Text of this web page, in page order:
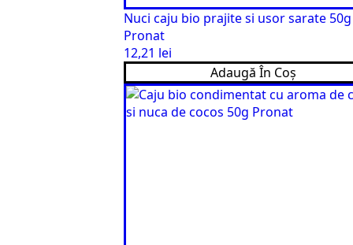
Nuci caju bio prajite si usor sarate 50g
Pronat
12,21 lei
Adaugă În Coș